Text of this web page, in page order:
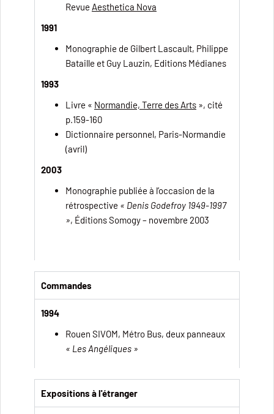
Revue Aesthetica Nova
1991
Monographie de Gilbert Lascault, Philippe
Bataille et Guy Lauzin, Editions Médianes
1993
Livre « Normandie, Terre des Arts », cité
p.159-160
Dictionnaire personnel, Paris-Normandie
(avril)
2003
Monographie publiée à l’occasion de la
rétrospective « Denis Godefroy 1949-1997
», Éditions Somogy – novembre 2003
Commandes
1994
Rouen SIVOM, Métro Bus, deux panneaux
« Les Angéliques »
Expositions à l'étranger